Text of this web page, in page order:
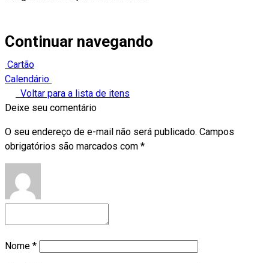
Continuar navegando
Cartão
Calendário
Voltar para a lista de itens
Deixe seu comentário
O seu endereço de e-mail não será publicado. Campos
obrigatórios são marcados com *
Nome *